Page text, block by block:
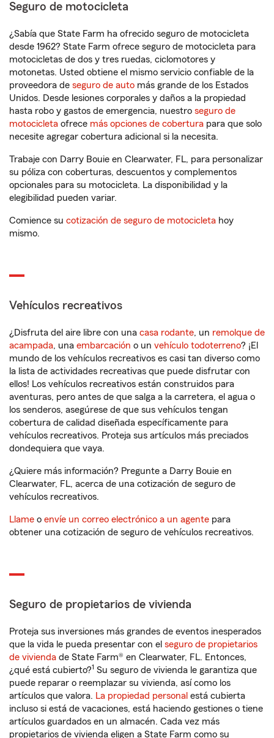
Seguro de motocicleta
¿Sabía que State Farm ha ofrecido seguro de motocicleta
desde 1962? State Farm ofrece seguro de motocicleta para
motocicletas de dos y tres ruedas, ciclomotores y
motonetas. Usted obtiene el mismo servicio confiable de la
proveedora de seguro de auto más grande de los Estados
Unidos. Desde lesiones corporales y daños a la propiedad
hasta robo y gastos de emergencia, nuestro seguro de
motocicleta ofrece más opciones de cobertura para que solo
necesite agregar cobertura adicional si la necesita.
Trabaje con Darry Bouie en Clearwater, FL, para personalizar
su póliza con coberturas, descuentos y complementos
opcionales para su motocicleta. La disponibilidad y la
elegibilidad pueden variar.
Comience su cotización de seguro de motocicleta hoy
mismo.
Vehículos recreativos
¿Disfruta del aire libre con una casa rodante, un remolque de
acampada, una embarcación o un vehículo todoterreno? ¡El
mundo de los vehículos recreativos es casi tan diverso como
la lista de actividades recreativas que puede disfrutar con
ellos! Los vehículos recreativos están construidos para
aventuras, pero antes de que salga a la carretera, el agua o
los senderos, asegúrese de que sus vehículos tengan
cobertura de calidad diseñada específicamente para
vehículos recreativos. Proteja sus artículos más preciados
dondequiera que vaya.
¿Quiere más información? Pregunte a Darry Bouie en
Clearwater, FL, acerca de una cotización de seguro de
vehículos recreativos.
Llame o envíe un correo electrónico a un agente para
obtener una cotización de seguro de vehículos recreativos.
Seguro de propietarios de vivienda
Proteja sus inversiones más grandes de eventos inesperados
que la vida le pueda presentar con el seguro de propietarios
de vivienda de State Farm® en Clearwater, FL. Entonces,
¿qué está cubierto?1 Su seguro de vivienda le garantiza que
puede reparar o reemplazar su vivienda, así como los
artículos que valora. La propiedad personal está cubierta
incluso si está de vacaciones, está haciendo gestiones o tiene
artículos guardados en un almacén. Cada vez más
propietarios de vivienda eligen a State Farm como su